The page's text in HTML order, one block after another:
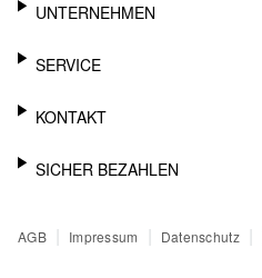
UNTERNEHMEN
KARRIERE
SERVICE
NEWSLETTER
MEIN KONTO
SENDUNGSVERFOLGUNG
KONTAKT
SUPPORT
SICHER BEZAHLEN
PAYPAL
AGB | Impressum | Datenschutz |